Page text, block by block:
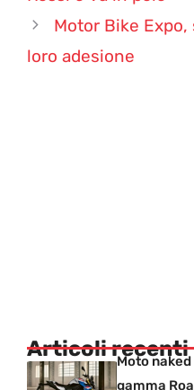
Motor Bike
loro adesione
Articoli recenti
Moto naked
gamma